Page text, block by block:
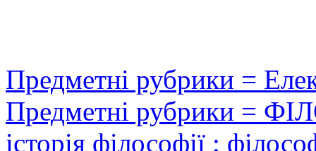
Предметні рубрики =
Предметні рубрики =
історія філософії :